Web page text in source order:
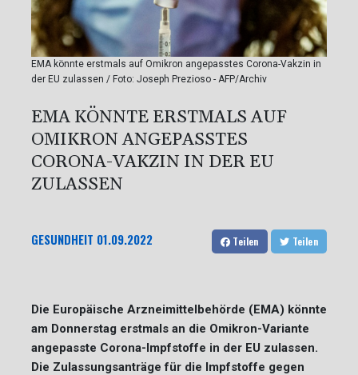
EMA könnte erstmals auf Omikron angepasstes Corona-Vakzin in
der EU zulassen / Foto: Joseph Prezioso - AFP/Archiv
EMA KÖNNTE ERSTMALS AUF
OMIKRON ANGEPASSTES
CORONA-VAKZIN IN DER EU
ZULASSEN
GESUNDHEIT 01.09.2022 Teilen Teilen
Die Europäische Arzneimittelbehörde (EMA) könnte
am Donnerstag erstmals an die Omikron-Variante
angepasste Corona-Impfstoffe in der EU zulassen.
Die Zulassungsanträge für die Impfstoffe gegen